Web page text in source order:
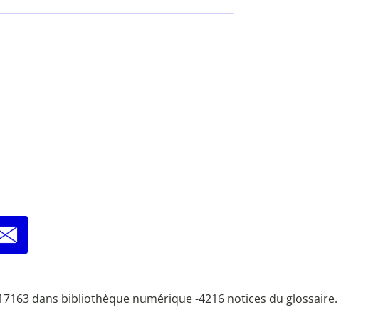
dans bibliothèque numérique -4216 notices du glossaire.